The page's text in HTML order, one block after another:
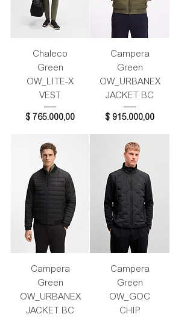
Chaleco
Green
OW_LITE-X
VEST
Precio
$ 765.000,00
Campera
Green
OW_URBANEX
JACKET BC
Precio
$ 915.000,00
Campera
Green
OW_URBANEX
JACKET BC
Campera
Green
OW_GOC
CHIP